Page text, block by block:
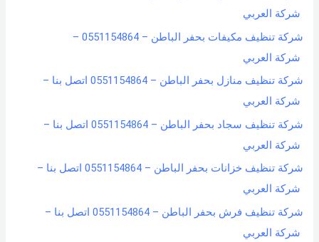
شركة العربي
شركة تنظيف مكيفات بحفر الباطن – 0551154864 –
شركة العربي
شركة تنظيف منازل بحفر الباطن – 0551154864 اتصل بنا –
شركة العربي
شركة تنظيف سجاد بحفر الباطن – 0551154864 اتصل بنا –
شركة العربي
شركة تنظيف خزانات بحفر الباطن – 0551154864 اتصل بنا –
شركة العربي
شركة تنظيف فرش بحفر الباطن – 0551154864 اتصل بنا –
شركة العربي